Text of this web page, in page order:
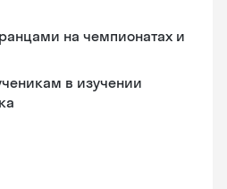
на чемпионатах и
в изучении